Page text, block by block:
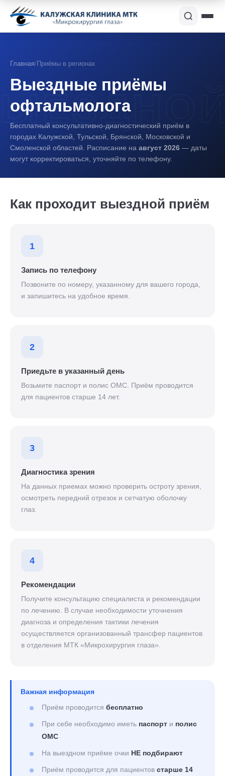
Главная/Приёмы в регионах
Выездные приёмы
офтальмолога
Бесплатный консультативно-диагностический приём в
городах Калужской, Тульской, Брянской, Московской и
Смоленской областей. Расписание на август 2026 — даты
могут корректироваться, уточняйте по телефону.
Как проходит выездной приём
1
Запись по телефону
Позвоните по номеру, указанному для вашего города,
и запишитесь на удобное время.
2
Приедьте в указанный день
Возьмите паспорт и полис ОМС. Приём проводится
для пациентов старше 14 лет.
3
Диагностика зрения
На данных приемах можно проверить остроту зрения,
осмотреть передний отрезок и сетчатую оболочку
глаз.
4
Рекомендации
Получите консультацию специалиста и рекомендации
по лечению. В случае необходимости уточнения
диагноза и определения тактики лечения
осуществляется организованный трансфер пациентов
в отделения МТК «Микрохирургия глаза».
Важная информация
Приём проводится бесплатно
При себе необходимо иметь паспорт и полис
ОМС
На выездном приёме очки НЕ подбирают
Приём проводится для пациентов старше 14